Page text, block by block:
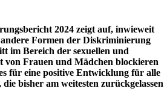
2024 zeigt auf, inwieweit
andere Formen der Diskriminierung
im Bereich der sexuellen und
von Frauen und Mädchen blockieren
für eine positive Entwicklung für alle
bisher am weitesten zurückgelassen